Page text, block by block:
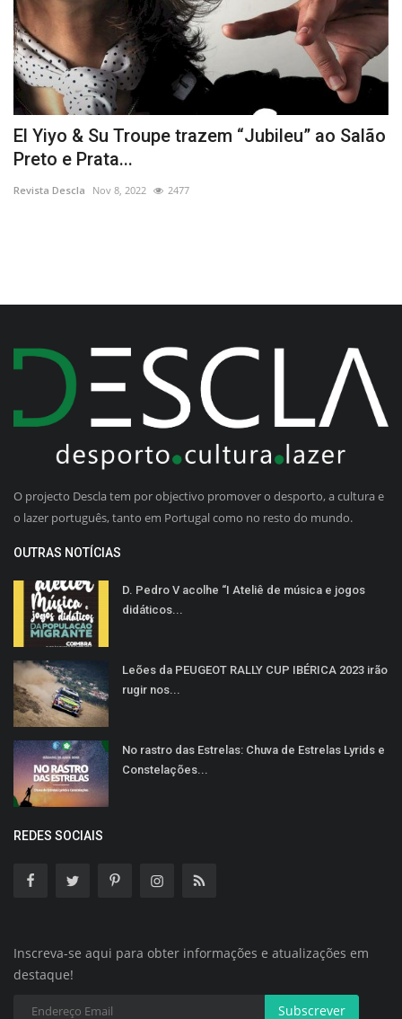
El Yiyo & Su Troupe trazem “Jubileu” ao Salão
Preto e Prata...
Revista Descla Nov 8, 2022 2477
O projecto Descla tem por objectivo promover o desporto, a cultura e
o lazer português, tanto em Portugal como no resto do mundo.
OUTRAS NOTÍCIAS
D. Pedro V acolhe “I Ateliê de música e jogos
didáticos...
Leões da PEUGEOT RALLY CUP IBÉRICA 2023 irão
rugir nos...
No rastro das Estrelas: Chuva de Estrelas Lyrids e
Constelações...
REDES SOCIAIS
Inscreva-se aqui para obter informações e atualizações em
destaque!
Subscrever